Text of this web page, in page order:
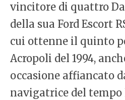
vincitore di quattro
della sua Ford Escort
cui ottenne il quinto
Acropoli del 1994,
occasione affiancato
navigatrice del tempo